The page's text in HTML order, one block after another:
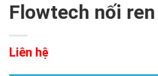
Flowtech nối ren
Liên hệ